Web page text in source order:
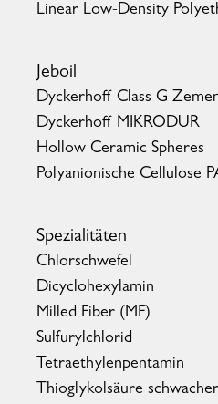
Linear Low-Density
Jeboil
Dyckerhoff Class G
Dyckerhoff MIKRODUR
Hollow Ceramic Spheres
Polyanionische Cellulose
Spezialitäten
Chlorschwefel
Dicyclohexylamin
Milled Fiber (MF)
Sulfurylchlorid
Tetraethylenpentamin
Thioglykolsäure